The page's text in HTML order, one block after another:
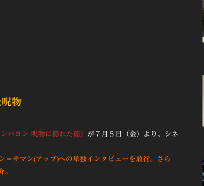
物
ンパヨン 呪物に隠れた闇』 が７月５日（金）より、シネ
サマン(アップ)への単独インタビューを敢行。さら
。